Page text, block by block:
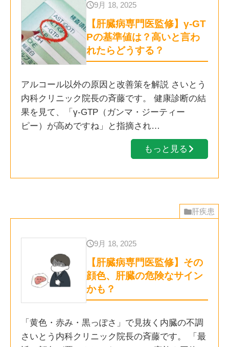
9月 18, 2025
【肝臓病専門医監修】γ-GT
Pの基準値は？高いと言わ
れたらどうする？
アルコール以外の原因と改善策を解説 さいとう
内科クリニック院長の斉藤です。 健康診断の結
果を見て、「γ-GTP（ガンマ・ジーティー
ピー）が高めですね」と指摘され…
もっと見る
肝疾患
9月 18, 2025
【肝臓病専門医監修】その
顔色、肝臓の危険なサイン
かも？
「黄色・赤み・黒っぽさ」で見抜く内臓の不調
さいとう内科クリニック院長の斉藤です。 「最